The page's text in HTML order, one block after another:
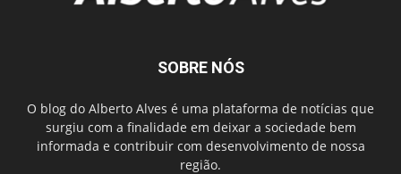
SOBRE NÓS
O blog do Alberto Alves é uma plataforma de notícias que
surgiu com a finalidade em deixar a sociedade bem
informada e contribuir com desenvolvimento de nossa
região.